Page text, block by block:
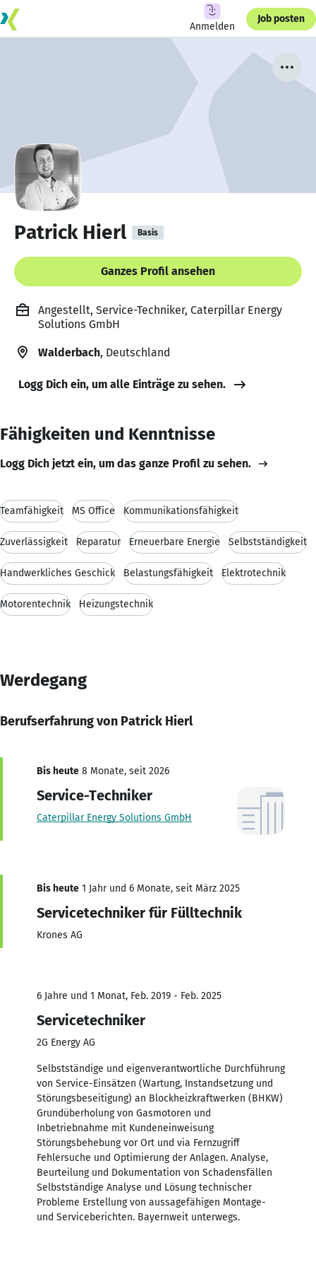
Anmelden
Job posten
Patrick Hierl Basis
Ganzes Profil ansehen
Angestellt, Service-Techniker, Caterpillar Energy
Solutions GmbH
Walderbach, Deutschland
Logg Dich ein, um alle Einträge zu sehen.
Fähigkeiten und Kenntnisse
Logg Dich jetzt ein, um das ganze Profil zu sehen.
Teamfähigkeit MS Office Kommunikationsfähigkeit
Zuverlässigkeit Reparatur Erneuerbare Energie Selbstständigkeit
Handwerkliches Geschick Belastungsfähigkeit Elektrotechnik
Motorentechnik Heizungstechnik
Werdegang
Berufserfahrung von Patrick Hierl
Bis heute 8 Monate, seit 2026
Service-Techniker
Caterpillar Energy Solutions GmbH
Bis heute 1 Jahr und 6 Monate, seit März 2025
Servicetechniker für Fülltechnik
Krones AG
6 Jahre und 1 Monat, Feb. 2019 - Feb. 2025
Servicetechniker
2G Energy AG
Selbstständige und eigenverantwortliche Durchführung
von Service-Einsätzen (Wartung, Instandsetzung und
Störungsbeseitigung) an Blockheizkraftwerken (BHKW)
Grundüberholung von Gasmotoren und
Inbetriebnahme mit Kundeneinweisung
Störungsbehebung vor Ort und via Fernzugriff
Fehlersuche und Optimierung der Anlagen. Analyse,
Beurteilung und Dokumentation von Schadensfällen
Selbstständige Analyse und Lösung technischer
Probleme Erstellung von aussagefähigen Montage-
und Serviceberichten. Bayernweit unterwegs.